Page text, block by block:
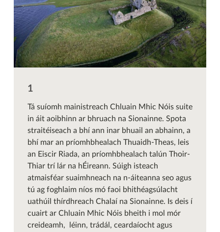
Tá suíomh mainistreach Chluain Mhic Nóis suite
in áit aoibhinn ar bhruach na Sionainne. Spota
straitéiseach a bhí ann inar bhuail an abhainn, a
bhí mar an príomhbhealach Thuaidh-Theas, leis
an Eiscir Riada, an príomhbhealach talún Thoir-
Thiar trí lár na hÉireann. Súigh isteach
atmaisféar suaimhneach na n-áiteanna seo agus
tú ag foghlaim níos mó faoi bhithéagsúlacht
uathúil thírdhreach Chalaí na Sionainne. Is deis í
cuairt ar Chluain Mhic Nóis bheith i mol mór
creideamh, léinn, trádál, ceardaíocht agus